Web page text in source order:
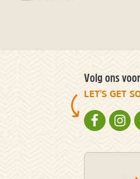
Volg ons
LET'S GET